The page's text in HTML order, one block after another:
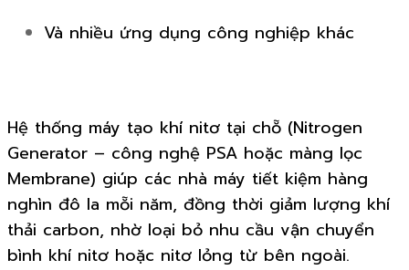
Và nhiều ứng dụng công nghiệp khác
Hệ thống máy tạo khí nitơ tại chỗ (Nitrogen
Generator – công nghệ PSA hoặc màng lọc
Membrane) giúp các nhà máy tiết kiệm hàng
nghìn đô la mỗi năm, đồng thời giảm lượng khí
thải carbon, nhờ loại bỏ nhu cầu vận chuyển
bình khí nitơ hoặc nitơ lỏng từ bên ngoài.